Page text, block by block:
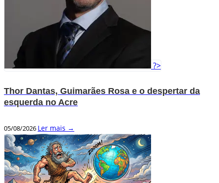
?>
Thor Dantas, Guimarães Rosa e o despertar da
esquerda no Acre
05/08/2026 Ler mais →